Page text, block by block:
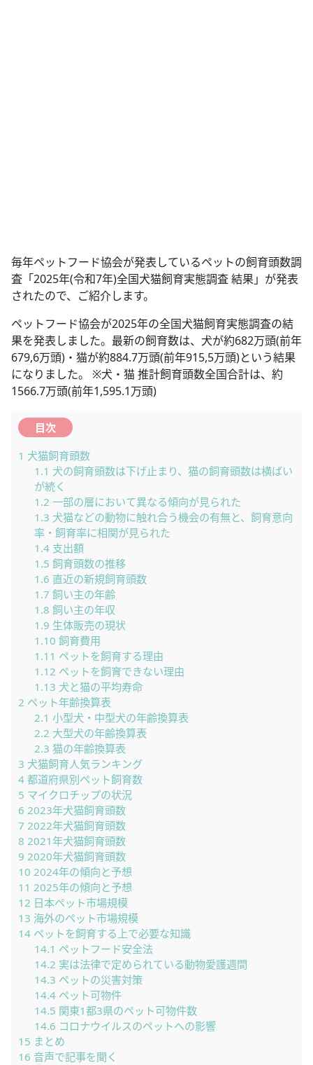
毎年ペットフード協会が発表しているペットの飼育頭数調
査「2025年(令和7年)全国犬猫飼育実態調査 結果」が発表
されたので、ご紹介します。
ペットフード協会が2025年の全国犬猫飼育実態調査の結
果を発表しました。最新の飼育数は、犬が約682万頭(前年
679,6万頭)・猫が約884.7万頭(前年915,5万頭)という結果
になりました。 ※犬・猫 推計飼育頭数全国合計は、約
1566.7万頭(前年1,595.1万頭)
目次
1 犬猫飼育頭数
1.1 犬の飼育頭数は下げ止まり、猫の飼育頭数は横ばい
が続く
1.2 一部の層において異なる傾向が見られた
1.3 犬猫などの動物に触れ合う機会の有無と、飼育意向
率・飼育率に相関が見られた
1.4支出額
1.5 飼育頭数の推移
1.6 直近の新規飼育頭数
1.7 飼い主の年齢
1.8 飼い主の年収
1.9 生体販売の現状
1.10 飼育費用
1.11 ペットを飼育する理由
1.12 ペットを飼育できない理由
1.13 犬と猫の平均寿命
2 ペット年齢換算表
2.1 小型犬・中型犬の年齢換算表
2.2 大型犬の年齢換算表
2.3 猫の年齢換算表
3 犬猫飼育人気ランキング
4 都道府県別ペット飼育数
5 マイクロチップの状況
6 2023年犬猫飼育頭数
7 2022年犬猫飼育頭数
8 2021年犬猫飼育頭数
9 2020年犬猫飼育頭数
10 2024年の傾向と予想
11 2025年の傾向と予想
12 日本ペット市場規模
13 海外のペット市場規模
14 ペットを飼育する上で必要な知識
14.1 ペットフード安全法
14.2 実は法律で定められている動物愛護週間
14.3 ペットの災害対策
14.4ペット可物件
14.5 関東1都3県のペット可物件数
14.6 コロナウイルスのペットへの影響
15 まとめ
16 音声で記事を聞く